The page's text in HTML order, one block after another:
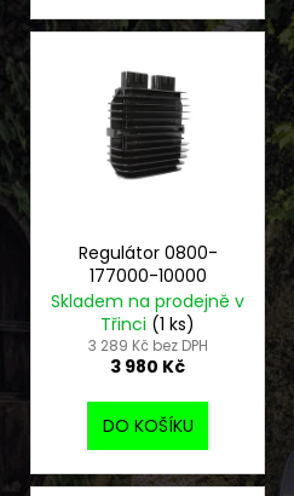
Regulátor 0800-
177000-10000
Skladem na prodejně v
Třinci (1 ks)
3 289 Kč bez DPH
3 980 Kč
DO KOŠÍKU
450
Kč